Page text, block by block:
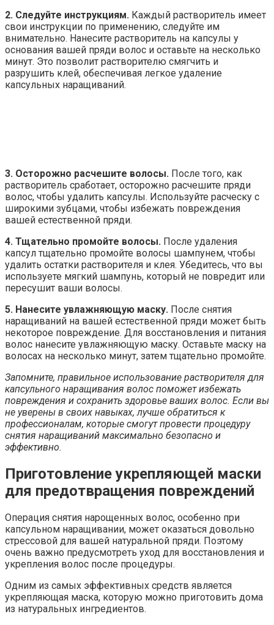
2. Следуйте инструкциям. Каждый растворитель имеет
свои инструкции по применению, следуйте им
внимательно. Нанесите растворитель на капсулы у
основания вашей пряди волос и оставьте на несколько
минут. Это позволит растворителю смягчить и
разрушить клей, обеспечивая легкое удаление
капсульных наращиваний.
3. Осторожно расчешите волосы. После того, как
растворитель сработает, осторожно расчешите пряди
волос, чтобы удалить капсулы. Используйте расческу с
широкими зубцами, чтобы избежать повреждения
вашей естественной пряди.
4. Тщательно промойте волосы. После удаления
капсул тщательно промойте волосы шампунем, чтобы
удалить остатки растворителя и клея. Убедитесь, что вы
используете мягкий шампунь, который не повредит или
пересушит ваши волосы.
5. Нанесите увлажняющую маску. После снятия
наращиваний на вашей естественной пряди может быть
некоторое повреждение. Для восстановления и питания
волос нанесите увлажняющую маску. Оставьте маску на
волосах на несколько минут, затем тщательно промойте.
Запомните, правильное использование растворителя для
капсульного наращивания волос поможет избежать
повреждения и сохранить здоровье ваших волос. Если вы
не уверены в своих навыках, лучше обратиться к
профессионалам, которые смогут провести процедуру
снятия наращиваний максимально безопасно и
эффективно.
Приготовление укрепляющей маски
для предотвращения повреждений
Операция снятия нарощенных волос, особенно при
капсульном наращивании, может оказаться довольно
стрессовой для вашей натуральной пряди. Поэтому
очень важно предусмотреть уход для восстановления и
укрепления волос после процедуры.
Одним из самых эффективных средств является
укрепляющая маска, которую можно приготовить дома
из натуральных ингредиентов.